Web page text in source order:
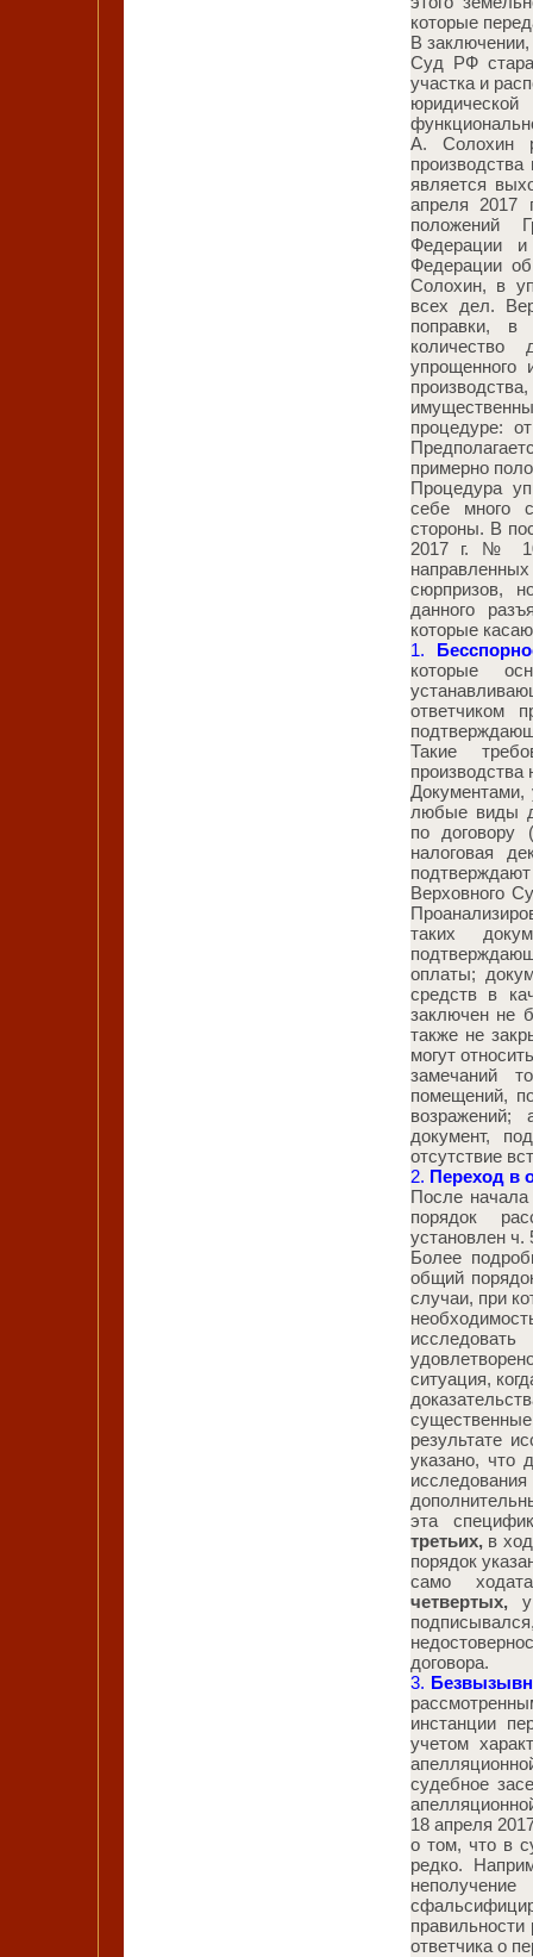
которые
В заключении,
Суд РФ
участка и
А. Солохин
является
апреля 2017
положений
Федерации и
Федерации
Солохин, в
всех дел.
поправки, в
упрощенного
процедуре:
примерно
Процедура
себе много
стороны. В
2017 г. № 10
сюрпризов,
данного
которые
1.
которые
ответчиком
Такие
производства
Документами,
любые виды
по договору
налоговая
Верховного
таких
оплаты;
средств в
заключен не
также не
могут
замечаний
помещений,
возражений;
документ,
отсутствие
2. Переход в
После
порядок
установлен
Более
общий
случаи, при
ситуация,
результате
указано, что
эта
третьих,в
порядок
само
четвертых,
договора.
3.
инстанции
учетом
судебное
18 апреля
о том, что в
редко.
ответчика о